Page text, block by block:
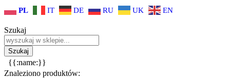
PL IT DE RU UK EN
Szukaj
{{:name:}}
Znaleziono produktów: